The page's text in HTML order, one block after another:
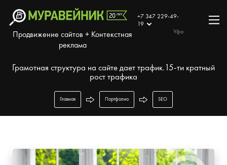
Продвижение сайтов + Контекстная
реклама
+7 347 229-49-
19
Уфа
Грамотная структура на сайте дает трафик.15-ти кратный
рост трафика
Главная Портфолио SEO